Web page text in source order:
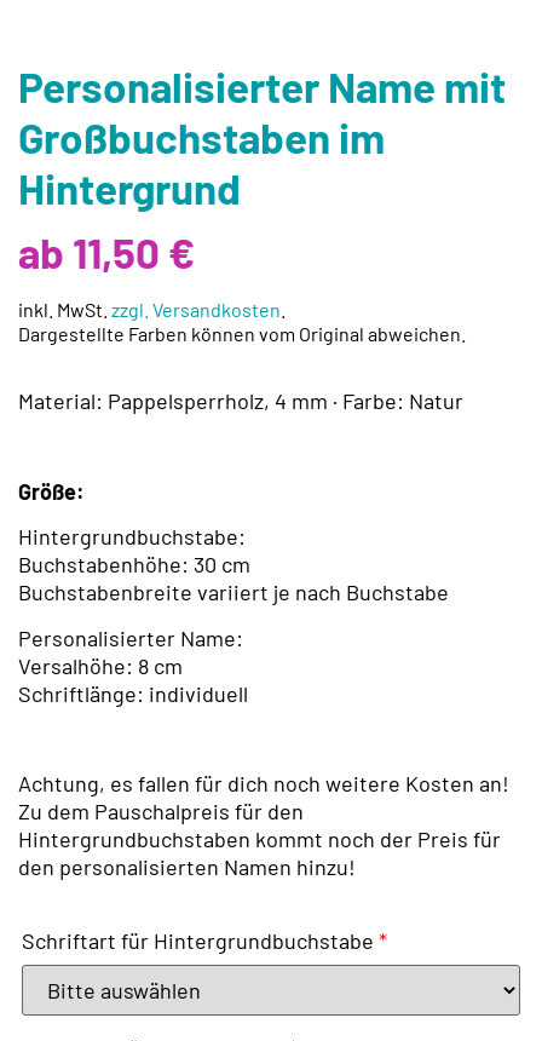
Personalisierter Name mit
Großbuchstaben im
Hintergrund
ab 11,50 €
inkl. MwSt. zzgl. Versandkosten
Dargestellte Farben können vom Original abweichen.
Material: Pappelsperrholz, 4 mm · Farbe: Natur
Größe:
Hintergrundbuchstabe:
Buchstabenhöhe: 30 cm
Buchstabenbreite variiert je nach Buchstabe
Personalisierter Name:
Versalhöhe: 8 cm
Schriftlänge: individuell
Achtung, es fallen für dich noch weitere Kosten an!
Zu dem Pauschalpreis für den
Hintergrundbuchstaben kommt noch der Preis für
den personalisierten Namen hinzu!
Schriftart für Hintergrundbuchstabe *